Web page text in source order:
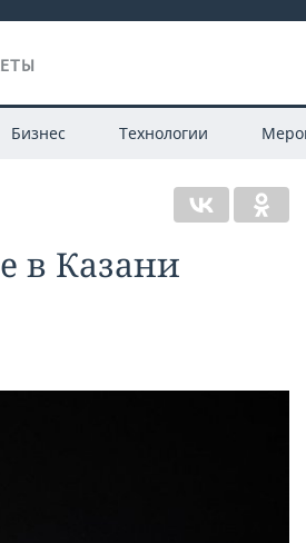
Бизнес Технологии
в Казани